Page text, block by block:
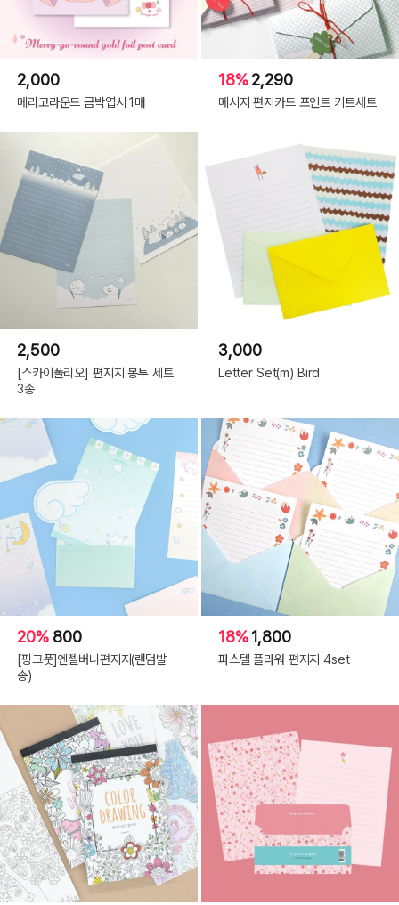
2,000
메리고라운드 금박엽서 1매
18%2,290
메시지 편지카드 포인트 키트세트
2,500
[스카이폴리오] 편지지 봉투 세트
3종
3,000
Letter Set(m) Bird
20% 800
[핑크풋]엔젤버니편지지(랜덤발
송)
18%1,800
파스텔 플라워 편지지 4set